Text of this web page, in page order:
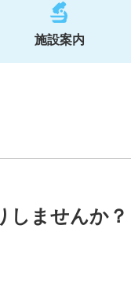
施設案内
しませんか？